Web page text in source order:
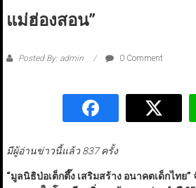
แม่ฮ่องสอน”
Posted By: admin 0 Comment
มีผู้อ่านข่าวนี้แล้ว 837 ครั้ง
“มูลนิธิป่อเต็กตึ๊ง เสริมสร้าง อนาคตเด็กไทย